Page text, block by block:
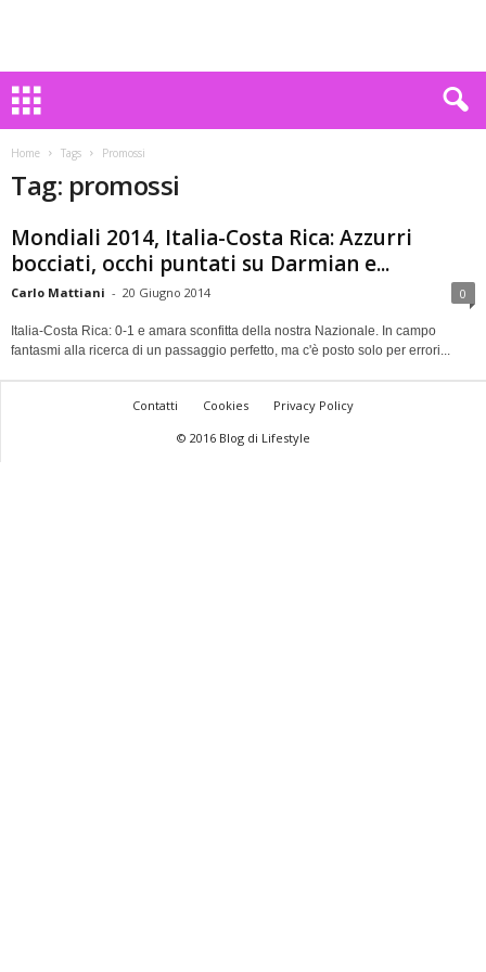
Home Tags Promossi
Tag: promossi
Mondiali 2014, Italia-Costa Rica: Azzurri
bocciati, occhi puntati su Darmian e...
Carlo Mattiani - 20 Giugno 2014 0
Italia-Costa Rica: 0-1 e amara sconfitta della nostra Nazionale. In campo
fantasmi alla ricerca di un passaggio perfetto, ma c'è posto solo per errori...
Contatti Cookies
Privacy Policy
© 2016 Blog di Lifestyle